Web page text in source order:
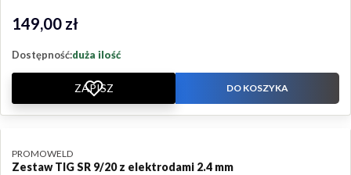
Cena
149,00 zł
Dostępność:duża ilość
ZAPISZ DO KOSZYKA
Zestaw TIG SR 9/20 z elektrodami 2.4 mm
PRODUCENT
PROMOWELD